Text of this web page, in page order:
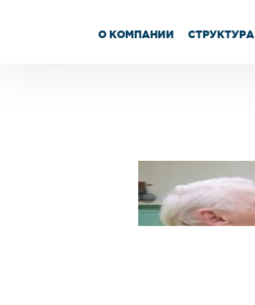
О КОМПАНИИ СТРУКТУРА